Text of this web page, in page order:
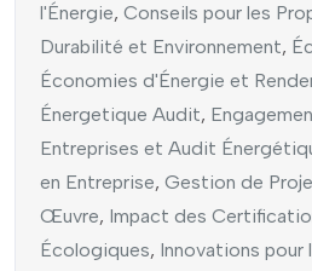
l'Énergie, Conseils pour les
Durabilité et Environnement,
Économies d'Énergie et
Énergetique Audit,
Entreprises et Audit
en Entreprise, Gestion de
Œuvre, Impact des
Écologiques, Innovations pour